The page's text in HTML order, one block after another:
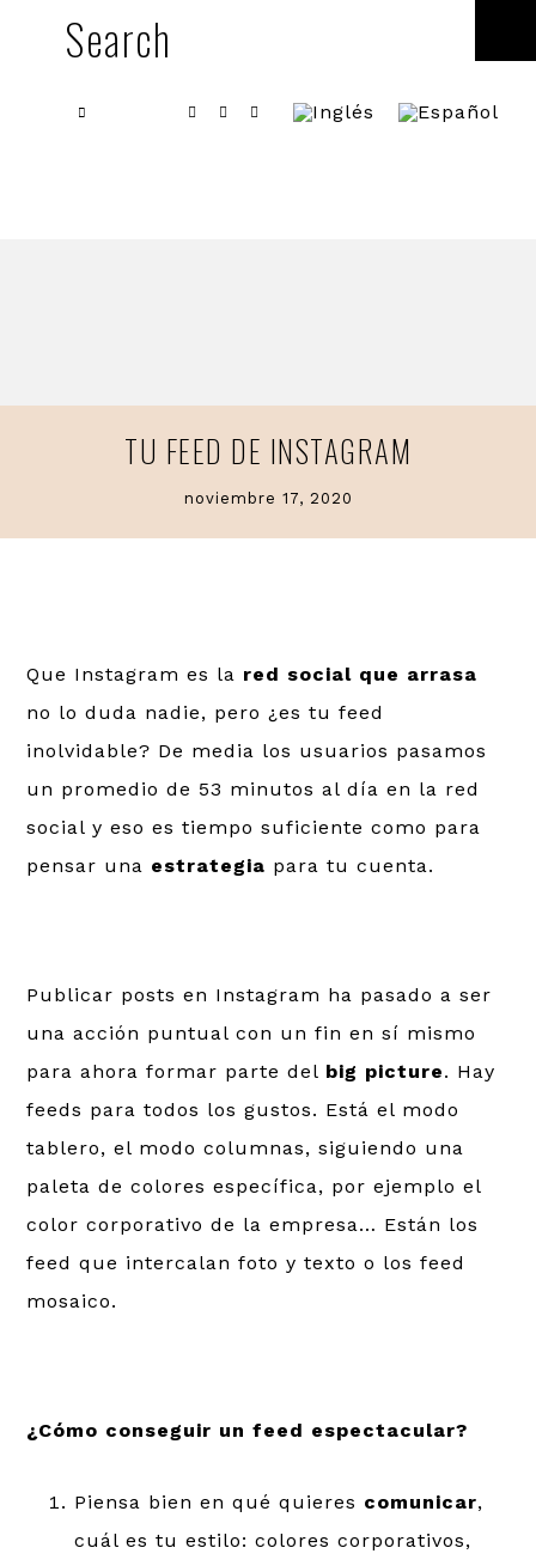
Search
PINTEREST
INSTAGRAM
LINKEDIN
TU FEED DE INSTAGRAM
noviembre 17, 2020
Que Instagram es la red social que arrasa
no lo duda nadie, pero ¿es tu feed
inolvidable? De media los usuarios pasamos
un promedio de 53 minutos al día en la red
social y eso es tiempo suficiente como para
pensar una estrategia para tu cuenta.
Publicar posts en Instagram ha pasado a ser
una acción puntual con un fin en sí mismo
para ahora formar parte del big picture. Hay
feeds para todos los gustos. Está el modo
tablero, el modo columnas, siguiendo una
paleta de colores específica, por ejemplo el
color corporativo de la empresa… Están los
feed que intercalan foto y texto o los feed
mosaico.
¿Cómo conseguir un feed espectacular?
Piensa bien en qué quieres comunicar,
cuál es tu estilo: colores corporativos,